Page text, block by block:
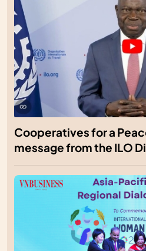
Cooperatives for a
message from the ILO